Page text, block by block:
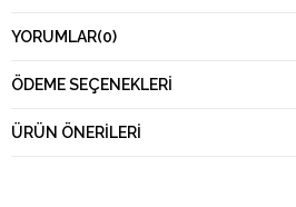
YORUMLAR(0)
ÖDEME SEÇENEKLERI
ÜRÜN ÖNERILERI